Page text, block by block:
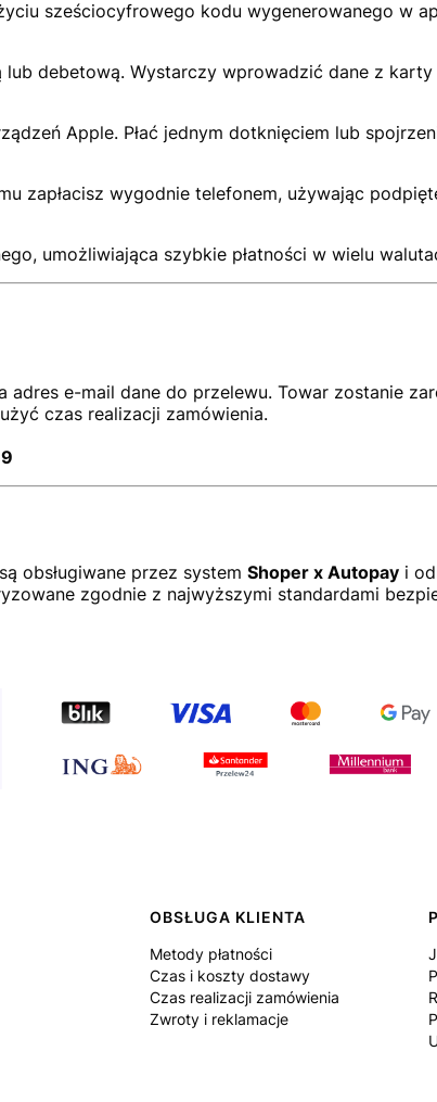
sześciocyfrowego kodu wygenerowanego w
debetową. Wystarczy wprowadzić dane z
Apple. Płać jednym dotknięciem lub
zapłacisz wygodnie telefonem, używając
umożliwiająca szybkie płatności w wielu
adres e-mail dane do przelewu. Towar zostanie
czas realizacji zamówienia.
są obsługiwane przez system Shoper x Autopay i
zgodnie z najwyższymi standardami
OBSŁUGA KLIENTA
Metody płatności
Czas i koszty dostawy
Czas realizacji zamówienia
Zwroty i reklamacje